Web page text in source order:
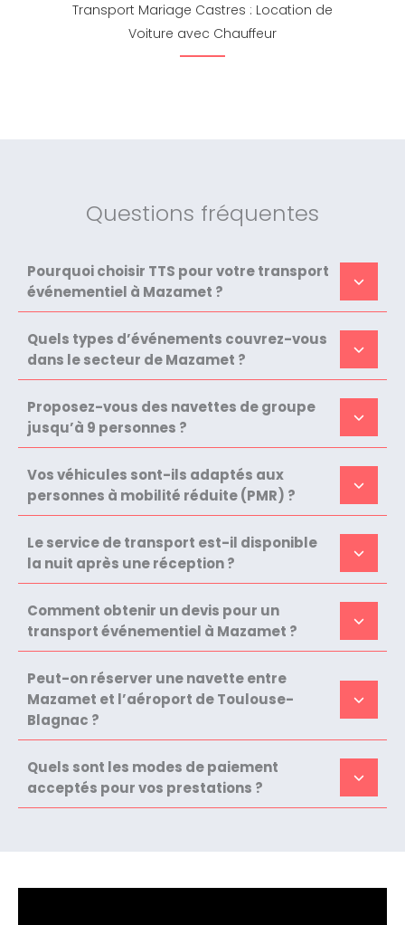
Transport Mariage Castres : Location de
Voiture avec Chauffeur
Questions fréquentes
Pourquoi choisir TTS pour votre transport
événementiel à Mazamet ?
Quels types d’événements couvrez-vous
dans le secteur de Mazamet ?
Proposez-vous des navettes de groupe
jusqu’à 9 personnes ?
Vos véhicules sont-ils adaptés aux
personnes à mobilité réduite (PMR) ?
Le service de transport est-il disponible
la nuit après une réception ?
Comment obtenir un devis pour un
transport événementiel à Mazamet ?
Peut-on réserver une navette entre
Mazamet et l’aéroport de Toulouse-
Blagnac ?
Quels sont les modes de paiement
acceptés pour vos prestations ?